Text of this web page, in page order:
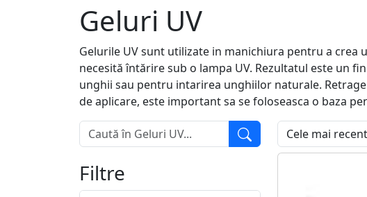
Geluri UV
Gelurile UV sunt utilizate in manichiura pentru a crea
necesită întărire sub o lampa UV. Rezultatul este un
unghii sau pentru intarirea unghiilor naturale.
de aplicare, este important sa se foloseasca o baza
Filtre